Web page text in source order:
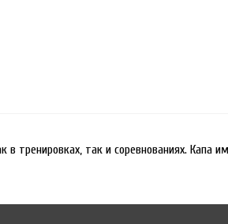
тренировках, так и соревнованиях. Капа